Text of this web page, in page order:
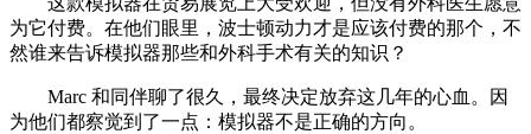
为它付费。在他们眼里，波士顿动力才是应该付费的那个，不
然谁来告诉模拟器那些和外科手术有关的知识？
Marc 和同伴聊了很久，最终决定放弃这几年的心血。因
为他们都察觉到了一点：模拟器不是正确的方向。